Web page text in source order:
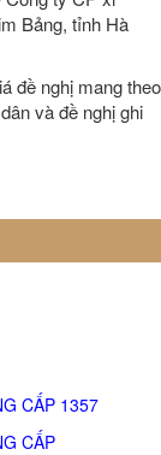
Bảng, tỉnh Hà
đề nghị mang theo
và đề nghị ghi
CẤP 1357
CẤP